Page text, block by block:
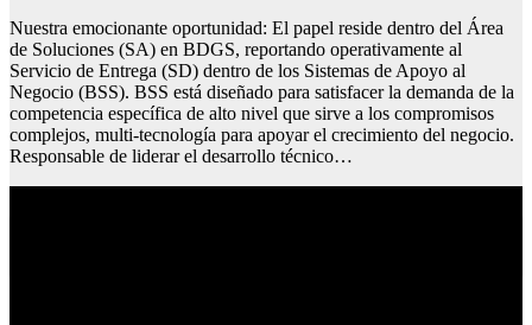
Nuestra emocionante oportunidad: El papel reside dentro del Área
de Soluciones (SA) en BDGS, reportando operativamente al
Servicio de Entrega (SD) dentro de los Sistemas de Apoyo al
Negocio (BSS). BSS está diseñado para satisfacer la demanda de la
competencia específica de alto nivel que sirve a los compromisos
complejos, multi-tecnología para apoyar el crecimiento del negocio.
Responsable de liderar el desarrollo técnico…